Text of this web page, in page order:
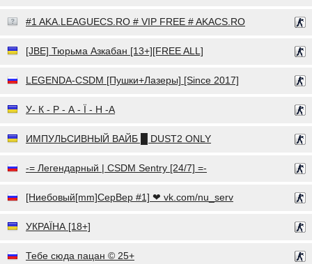
#1 AKA.LEAGUECS.RO # VIP FREE # AKACS.RO
[JBE] Тюрьма Азкабан [13+][FREE ALL]
LEGENDA-CSDM [Пушки+Лазеры] [Since 2017]
У- К - Р - А - Ї - Н -А
ИМПУЛЬСИВНЫЙ ВАЙБ █ DUST2 ONLY
-= Легендарный | CSDM Sentry [24/7] =-
[Ниебовый[mm]CepBep #1] ❤ vk.com/nu_serv
УКРАЇНА [18+]
Тебе сюда пацан © 25+